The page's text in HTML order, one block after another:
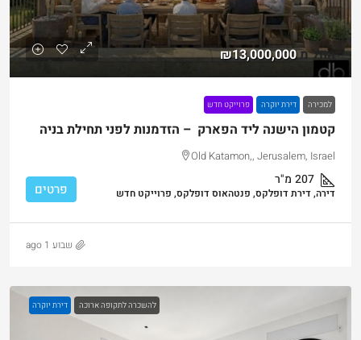
החל מ₪13,000,000
למכירה דירת יוקרה פרוייקט חדש
קטמון הישנה ליד הפארק – הזדמנות לפני תחילת בניה
Old Katamon,, Jerusalem, Israel
207 מ"ר
דירה, דירת דופלקס, פנטהאוס דופלקס, פרוייקט חדש פרטים
שבוע 1 ago
להשכרה לתקופה ארוכה דירת יוקרה